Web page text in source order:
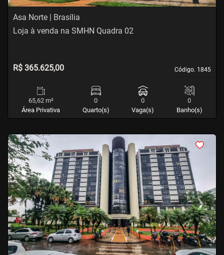
Asa Norte | Brasília
Código. 1845
Código. 1845
Loja à venda na SMHN Quadra 02
R$ 365.625,00
65,62 m²
Área Privativa
0
Quarto(s)
0
Vaga(s)
0
Banho(s)
<<<<
‹Previous ›Next